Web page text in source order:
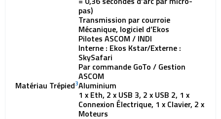
pas)
Transmission par courroie
Mécanique, logiciel d’Ekos
Pilotes ASCOM / INDI
Interne : Ekos Kstar/Externe :
SkySafari
Par commande GoTo / Gestion
ASCOM
Matériau Trépied3Aluminium
1 x Eth, 2 x USB 3, 2 x USB 2, 1 x
Connexion Électrique, 1 x Clavier, 2 x
Moteurs